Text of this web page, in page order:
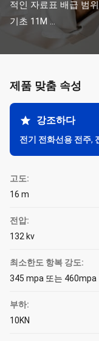
적인 자료표 배급 범
기초 11M ...
제품 맞춤 속성
강조하다
전기 전화선용 전주,
고도:
16 m
전압:
132 kv
최소한도 항복 강도:
345 mpa 또는 460mpa
부하:
10KN